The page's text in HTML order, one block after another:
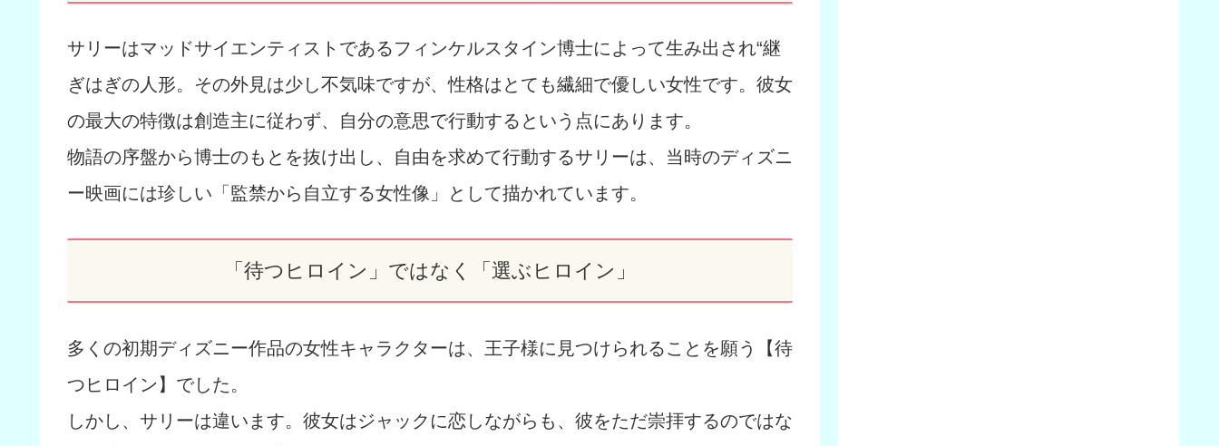
サリーはマッドサイエンティストであるフィンケルスタイン博士によって生み出され“継
ぎはぎの人形。その外見は少し不気味ですが、性格はとても繊細で優しい女性です。彼女
の最大の特徴は創造主に従わず、自分の意思で行動するという点にあります。
物語の序盤から博士のもとを抜け出し、自由を求めて行動するサリーは、当時のディズニ
ー映画には珍しい「監禁から自立する女性像」として描かれています。
「待つヒロイン」ではなく「選ぶヒロイン」
多くの初期ディズニー作品の女性キャラクターは、王子様に見つけられることを願う【待
つヒロイン】でした。
しかし、サリーは違います。彼女はジャックに恋しながらも、彼をただ崇拝するのではな